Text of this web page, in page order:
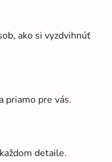
ako si vyzdvihnúť
priamo pre vás.
detaile.